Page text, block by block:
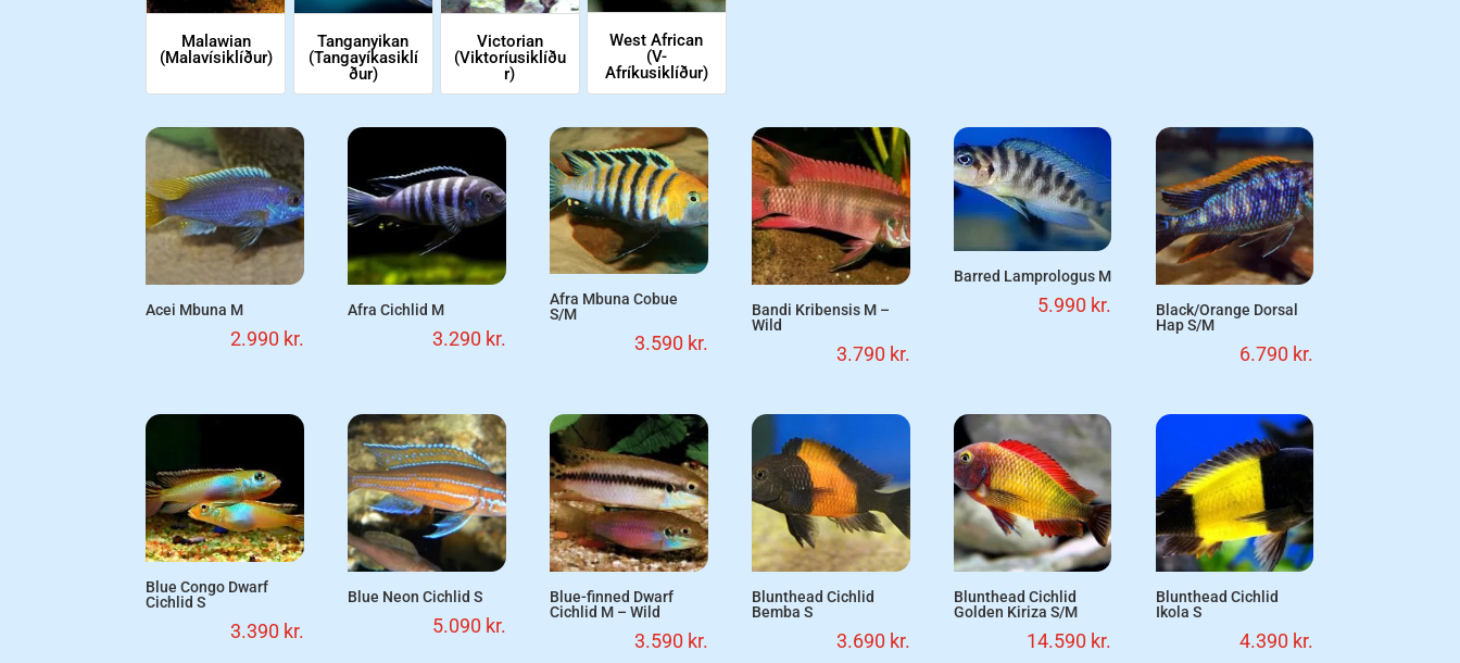
Malawian
(Malavísiklíður)
Tanganyikan
(Tangayíkasiklí
ður)
Victorian
(Viktoríusiklíðu
r)
West African
(V-
Afríkusiklíður)
Acei Mbuna M
2.990 kr.
Afra Cichlid M
3.290 kr.
Afra Mbuna Cobue
S/M
3.590 kr.
Bandi Kribensis M –
Wild
3.790 kr.
Barred Lamprologus M
5.990 kr.
Black/Orange Dorsal
Hap S/M
6.790 kr.
Blue Congo Dwarf
Cichlid S
3.390 kr.
Blue Neon Cichlid S
5.090 kr.
Blue-finned Dwarf
Cichlid M – Wild
3.590 kr.
Blunthead Cichlid
Bemba S
3.690 kr.
Blunthead Cichlid
Golden Kiriza S/M
14.590 kr.
Blunthead Cichlid
Ikola S
4.390 kr.